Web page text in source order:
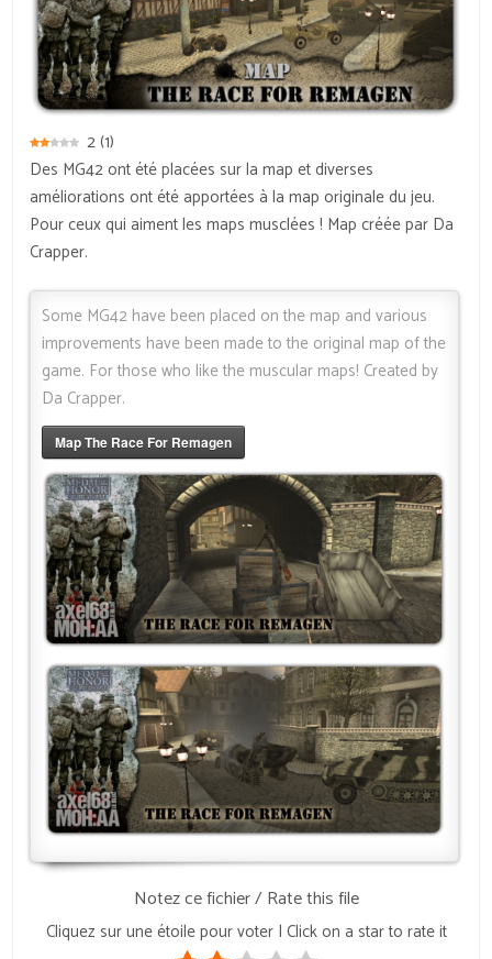
2(1)
Des MG42 ont été placées sur la map et diverses
améliorations ont été apportées à la map originale du jeu.
Pour ceux qui aiment les maps musclées ! Map créée par Da
Crapper.
Some MG42 have been placed on the map and various
improvements have been made to the original map of the
game. For those who like the muscular maps! Created by
Da Crapper.
Map The Race For Remagen
Notez ce fichier / Rate this file
Cliquez sur une étoile pour voter | Click on a star to rate it